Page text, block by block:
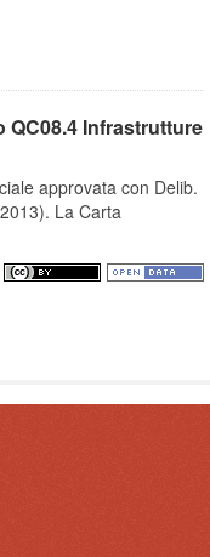
QC08.4 Infrastrutture
approvata con Delib.
La Carta